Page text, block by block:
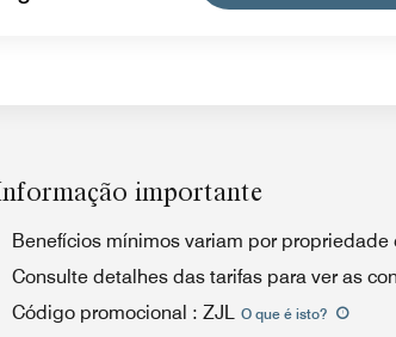
importante
Benefícios mínimos variam por propriedade
Consulte detalhes das tarifas para ver as
Código promocional : ZJL O que é isto?